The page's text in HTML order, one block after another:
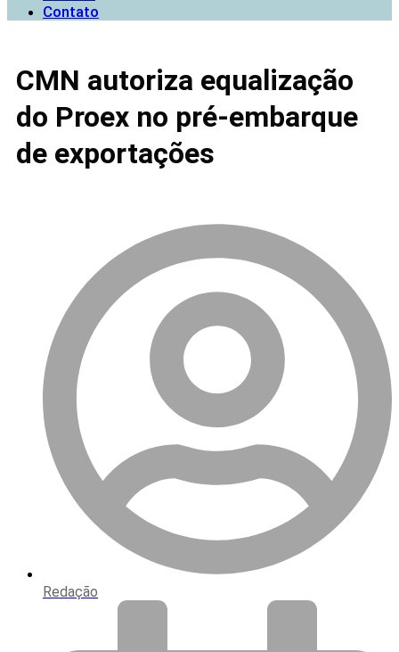
Contato
CMN autoriza equalização
do Proex no pré-embarque
de exportações
Redação